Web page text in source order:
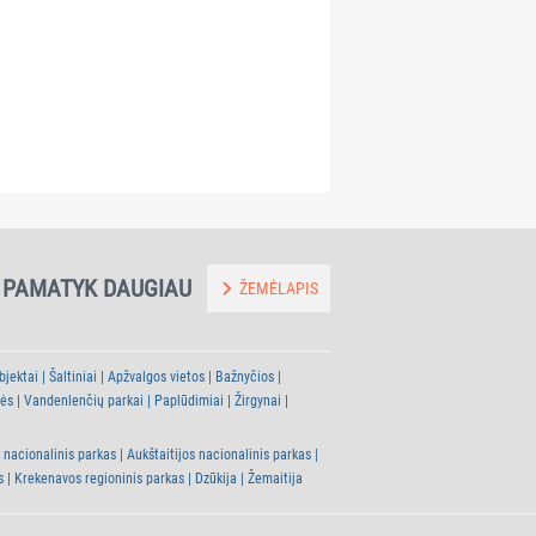
PAMATYK DAUGIAU ŽEMĖLAPIS
Šaltiniai Apžvalgos vietos
Bažnyčios
Vandenlenčių parkai Paplūdimiai
Žirgynai
nacionalinis parkas
Aukštaitijos nacionalinis parkas
Krekenavos regioninis parkas Dzūkija Žemaitija